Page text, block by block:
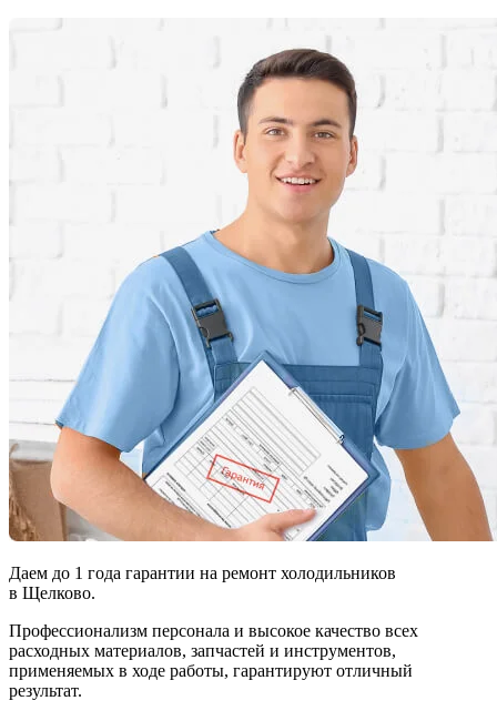
Даем до 1 года гарантии на ремонт холодильников
в Щелково.
Профессионализм персонала и высокое качество всех
расходных материалов, запчастей и инструментов,
применяемых в ходе работы, гарантируют отличный
результат.